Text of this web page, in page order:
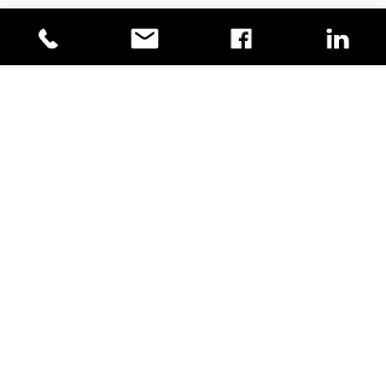
derechos humanos.